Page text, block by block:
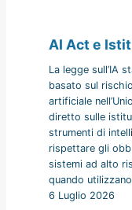
AI Act e
La legge sull’IA
basato sul
artificiale
diretto sulle
strumenti di
rispettare gli
sistemi ad alto
quando
6 Luglio 2026